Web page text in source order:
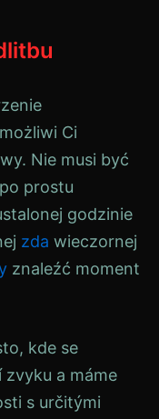
Ci
Nie musi być
prostu
godzinie
zda wieczornej
znaleźć moment
kde se
a máme
s určitými